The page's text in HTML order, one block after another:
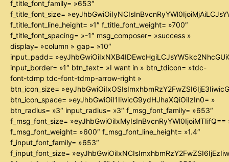
f_title_font_family= »653″
f_title_font_size=
f_title_font_line_height= »1″ f_title_font_weight= »700″
f_title_font_spacing= »-1″ msg_composer= »success »
display= »column » gap= »10″
input_padd=
input_border= »1″ btn_text= »I want in » btn_tdicon= »tdc-
font-tdmp tdc-font-tdmp-arrow-right »
btn_icon_size=
btn_icon_space= »eyJhbGwiOiI1IiwicG9ydHJhaXQiOiIzIn0= »
btn_radius= »3″ input_radius= »3″ f_msg_font_family= »653″
f_msg_font_size= »eyJhbGwiOiIxMyIsInBvcnRyYWl0IjoiMTIifQ==
f_msg_font_weight= »600″ f_msg_font_line_height= »1.4″
f_input_font_family= »653″
f_input_font_size=